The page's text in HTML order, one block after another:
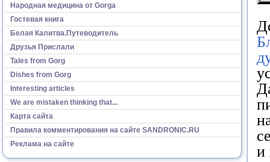
Народная медицина от Gorga
Гостевая книга
Белая Калитва.Путеводитель
Друзья Прислали
Tales from Gorg
Dishes from Gorg
Interesting articles
We are mistaken thinking that...
Карта сайта
Правила комментирования на сайте SANDRONIC.RU
Реклама на сайте
и